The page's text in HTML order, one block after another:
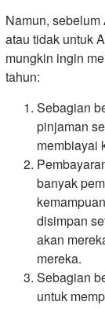
Namun,
atau tidak untuk
mungkin ingin
tahun:
Sebagian
pinjaman
membiayai
banyak
disimpan
akan
mereka.
Sebagian
untuk